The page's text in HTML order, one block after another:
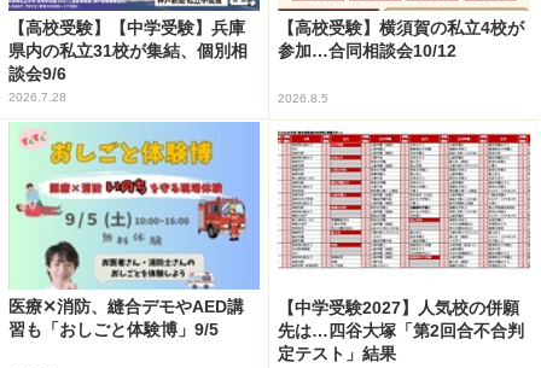
【高校受験】【中学受験】兵庫
県内の私立31校が集結、個別相
談会9/6
2026.7.28
【高校受験】横須賀の私立4校が
参加…合同相談会10/12
2026.8.5
医療✕消防、縫合デモやAED講
習も「おしごと体験博」9/5
【中学受験2027】人気校の併願
先は…四谷大塚「第2回合不合判
定テスト」結果